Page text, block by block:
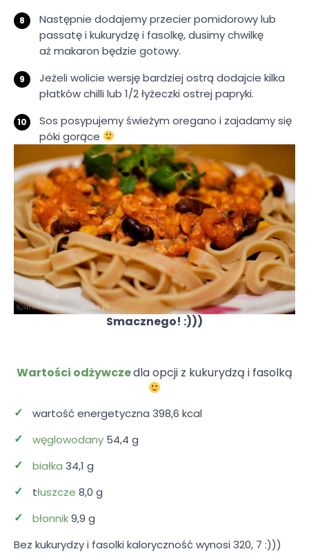
Następnie dodajemy przecier pomidorowy lub
passatę i kukurydzę i fasolkę, dusimy chwilkę
aż makaron będzie gotowy.
Jeżeli wolicie wersję bardziej ostrą dodajcie kilka
płatków chilli lub 1/2 łyżeczki ostrej papryki.
Sos posypujemy świeżym oregano i zajadamy się
póki gorące
Smacznego! :)))
Wartości odżywczedla opcji z kukurydzą i fasolką
wartość energetyczna 398,6 kcal
węglowodany 54,4 g
białka 34,1 g
tłuszcze 8,0 g
błonnik9,9 g
Bez kukurydzy i fasolki kaloryczność wynosi 320, 7 :)))